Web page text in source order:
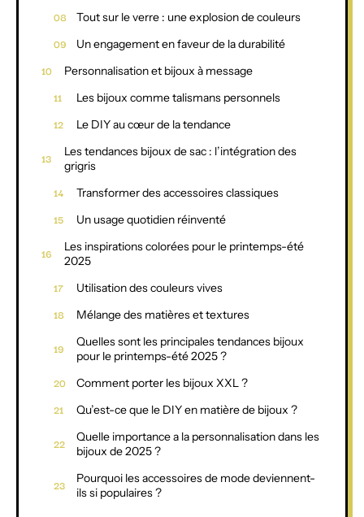
Tout sur le verre : une explosion de couleurs
Un engagement en faveur de la durabilité
Personnalisation et bijoux à message
Les bijoux comme talismans personnels
Le DIY au cœur de la tendance
Les tendances bijoux de sac : l’intégration des
grigris
Transformer des accessoires classiques
Un usage quotidien réinventé
Les inspirations colorées pour le printemps-été
2025
Utilisation des couleurs vives
Mélange des matières et textures
Quelles sont les principales tendances bijoux
pour le printemps-été 2025 ?
Comment porter les bijoux XXL ?
Qu’est-ce que le DIY en matière de bijoux ?
Quelle importance a la personnalisation dans les
bijoux de 2025 ?
Pourquoi les accessoires de mode deviennent-
ils si populaires ?